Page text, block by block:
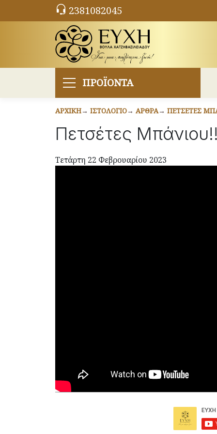
2381082045
ΠΡΟΪΟΝΤΑ
ΑΡΧΙΚΉ ΙΣΤΟΛΌΓΙΟ ΆΡΘΡΑ ΠΕΤΣΈΤΕΣ
Πετσέτες
Τετάρτη 22 Φεβρουαρίου 2023